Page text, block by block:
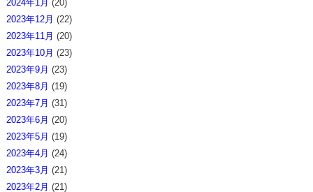
2024年1月 (20)
2023年12月 (22)
2023年11月 (20)
2023年10月 (23)
2023年9月 (23)
2023年8月 (19)
2023年7月 (31)
2023年6月 (20)
2023年5月 (19)
2023年4月 (24)
2023年3月 (21)
2023年2月 (21)